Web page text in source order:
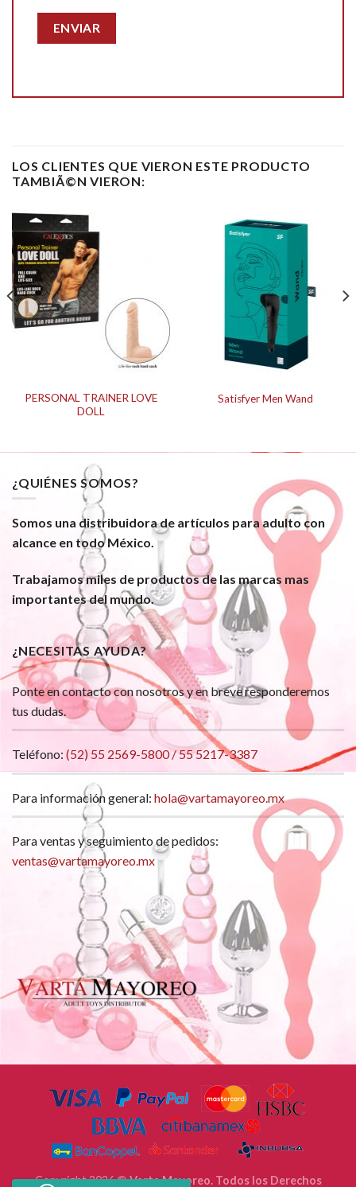
LOS CLIENTES QUE VIERON ESTE PRODUCTO
TAMBIÃ©N VIERON:
PERSONAL TRAINER LOVE
DOLL
Satisfyer Men Wand
¿QUIÉNES SOMOS?
Somos una distribuidora de artículos para adulto con
alcance en todo México.
Trabajamos miles de productos de las marcas mas
importantes del mundo.
¿NECESITAS AYUDA?
Ponte en contacto con nosotros y en breve responderemos
tus dudas.
Teléfono: (52) 55 2569-5800 / 55 5217-3387
Para información general: hola@vartamayoreo.mx
Para ventas y seguimiento de pedidos:
ventas@vartamayoreo.mx
Copyright 2026 ©Varta Mayoreo. Todos los Derechos